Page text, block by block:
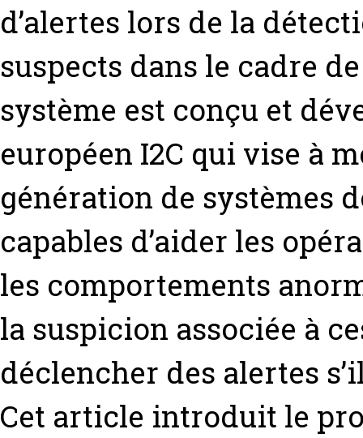
d’alertes lors de la
suspects dans le cadre
système est conçu et
européen I2C qui vise à
génération de systèmes
capables d’aider les
les comportements
la suspicion associée à
déclencher des alertes
Cet article introduit le